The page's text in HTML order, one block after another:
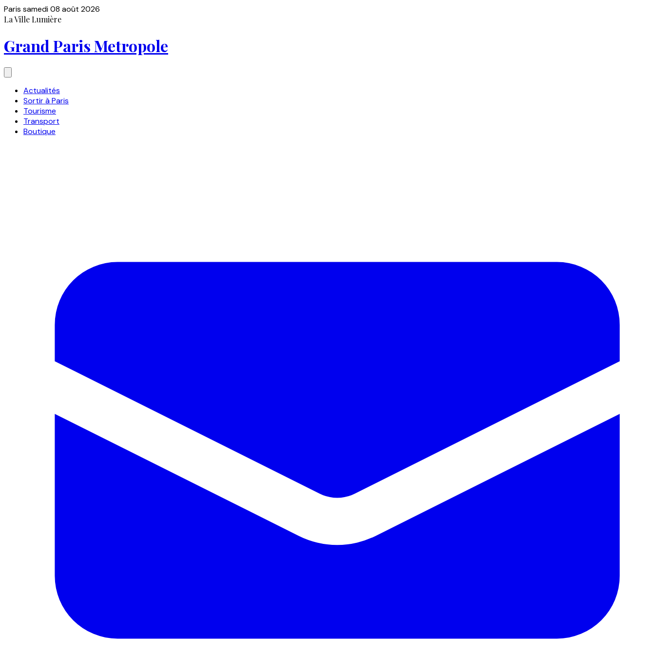
Paris samedi 08 août 2026
La Ville Lumière
Grand Paris Metropole
Actualités
Sortir à Paris
Tourisme
Transport
Boutique